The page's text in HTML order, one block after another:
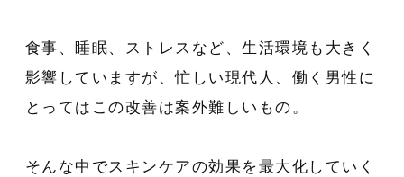
食事、睡眠、ストレスなど、生活環境も大きく
影響していますが、忙しい現代人、働く男性に
とってはこの改善は案外難しいもの。
そんな中でスキンケアの効果を最大化していく